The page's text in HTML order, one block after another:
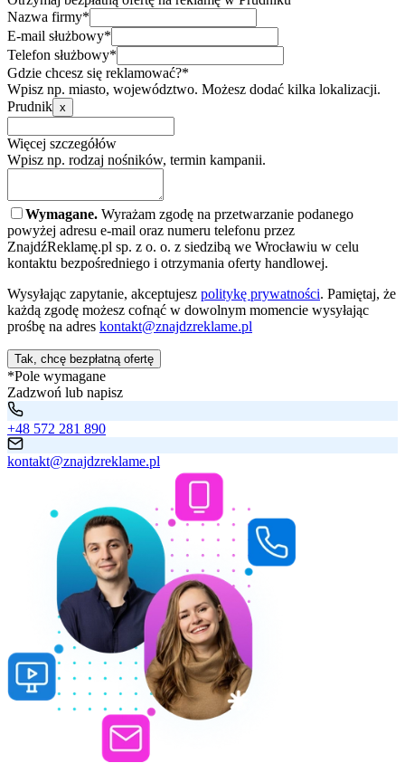
Nazwa firmy*
E-mail służbowy*
Telefon służbowy*
Gdzie chcesz się reklamować?*
Wpisz np. miasto, województwo. Możesz dodać kilka lokalizacji.
Prudnik x
Więcej szczegółów
Wpisz np. rodzaj nośników, termin kampanii.
Wymagane. Wyrażam zgodę na przetwarzanie podanego
powyżej adresu e-mail oraz numeru telefonu przez
ZnajdźReklamę.pl sp. z o. o. z siedzibą we Wrocławiu w celu
kontaktu bezpośredniego i otrzymania oferty handlowej.
Wysyłając zapytanie, akceptujesz politykę prywatności. Pamiętaj, że
każdą zgodę możesz cofnąć w dowolnym momencie wysyłając
prośbę na adres kontakt@znajdzreklame.pl
Tak, chcę bezpłatną ofertę
*Pole wymagane
Zadzwoń lub napisz
+48 572 281 890
kontakt@znajdzreklame.pl